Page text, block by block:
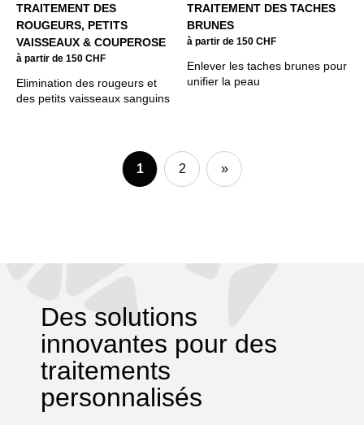
TRAITEMENT DES
ROUGEURS, PETITS
VAISSEAUX & COUPEROSE
à partir de 150 CHF
Elimination des rougeurs et
des petits vaisseaux sanguins
TRAITEMENT DES TACHES
BRUNES
à partir de 150 CHF
Enlever les taches brunes pour
unifier la peau
1 2 »
Des solutions
innovantes pour des
traitements
personnalisés